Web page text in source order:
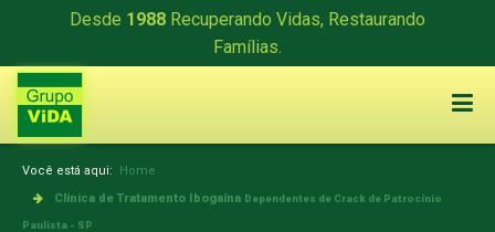
Desde 1988 Recuperando Vidas, Restaurando
Famílias.
Você está aqui: Home
Clinica de Tratamento Ibogaína Dependentes de Crack de Patrocínio
Paulista - SP